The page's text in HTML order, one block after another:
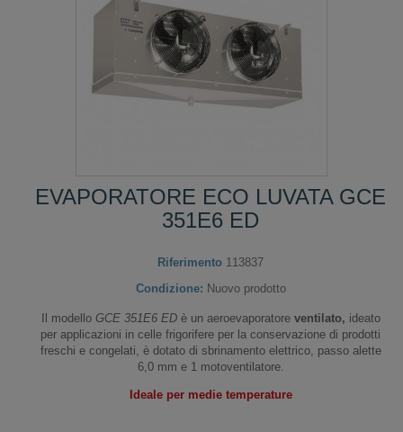
EVAPORATORE ECO LUVATA GCE
351E6 ED
Riferimento 113837
Condizione: Nuovo prodotto
Il modelloGCE 351E6 ED è un aeroevaporatore ventilato, ideato
per applicazioni in celle frigorifere per la conservazione di prodotti
freschi e congelati, è dotato di sbrinamento elettrico, passo alette
6,0 mm e 1 motoventilatore.
Ideale per medie temperature